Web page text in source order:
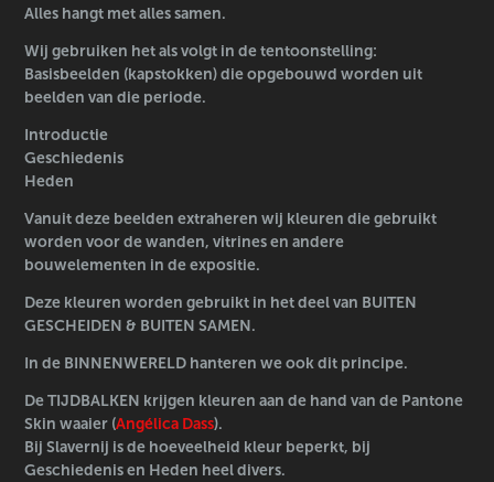
Alles hangt met alles samen.
Wij gebruiken het als volgt in de tentoonstelling:
Basisbeelden (kapstokken) die opgebouwd worden uit
beelden van die periode.
Introductie
Geschiedenis
Heden
Vanuit deze beelden extraheren wij kleuren die gebruikt
worden voor de wanden, vitrines en andere
bouwelementen in de expositie.
Deze kleuren worden gebruikt in het deel van BUITEN
GESCHEIDEN & BUITEN SAMEN.
In de BINNENWERELD hanteren we ook dit principe.
De TIJDBALKEN krijgen kleuren aan de hand van de Pantone
Skin waaier (Angélica Dass).
Bij Slavernij is de hoeveelheid kleur beperkt, bij
Geschiedenis en Heden heel divers.